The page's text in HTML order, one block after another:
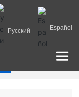
Русский Español